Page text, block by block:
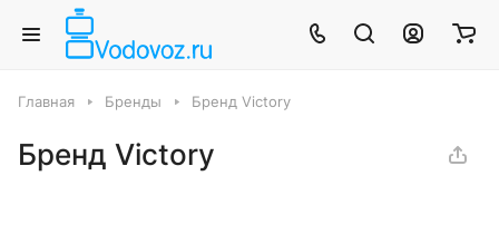
Главная Бренды Бренд Victory
Бренд Victory